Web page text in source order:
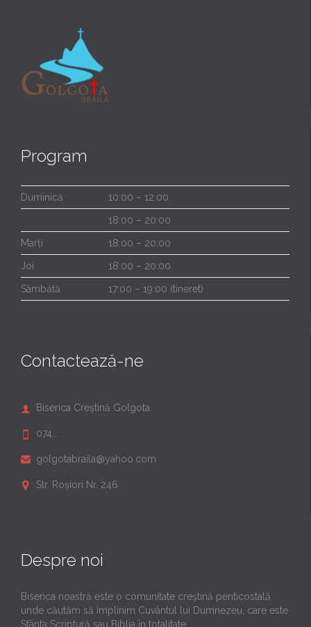
Program
Duminică 10:00 – 12:00
18:00 – 20:00
Marți 18:00 – 20:00
Joi 18:00 – 20:00
Sâmbătă 17:00 – 19:00 (tineret)
Contactează-ne
 Biserica Creștină Golgota
 074...
 golgotabraila@yahoo.com
 Str. Roșiori Nr. 246
Despre noi
Biserica noastră este o comunitate creştină penticostală
unde căutăm să împlinim Cuvântul lui Dumnezeu, care este
Sfânta Scriptură sau Biblia în totalitate.